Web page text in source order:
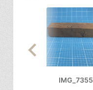
IMG_7355